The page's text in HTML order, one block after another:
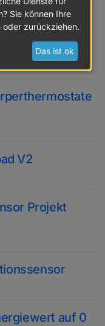
V2
Projekt
auf 0
Sie können Ihre
zurückziehen.
Das ist ok